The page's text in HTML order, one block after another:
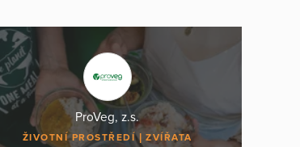
ProVeg, z.s.
ŽIVOTNÍ PROSTŘEDÍ ZVÍŘATA